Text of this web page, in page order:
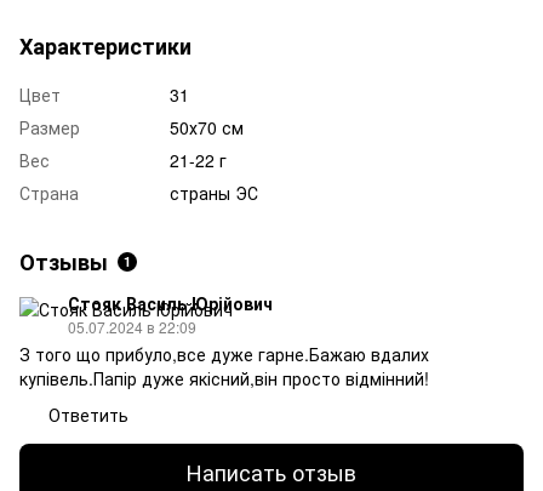
Характеристики
Цвет
31
Размер
50х70 см
Вес
21-22 г
Страна
страны ЭС
Отзывы 1
Стояк Василь Юрійович
05.07.2024 в 22:09
З того що прибуло,все дуже гарне.Бажаю вдалих
купівель.Папір дуже якісний,він просто відмінний!
Ответить
Написать отзыв